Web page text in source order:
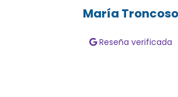
María Troncoso
Reseña verificada